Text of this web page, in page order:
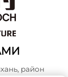
район